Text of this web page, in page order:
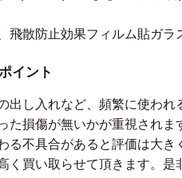
飛散防止効果フィルム貼ガ
イント
出し入れなど、頻繁に使わ
た損傷が無いかが重視され
る不具合があると評価は大
く買い取らせて頂きます。是